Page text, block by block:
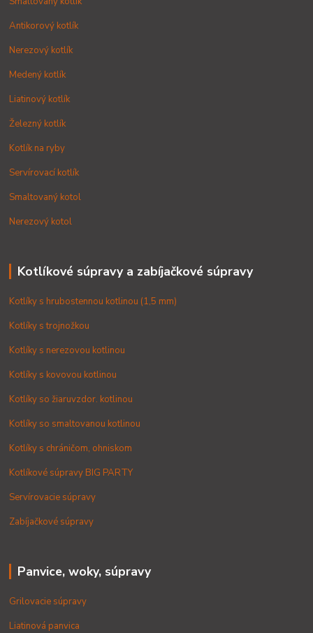
Antikorový kotlík
Nerezový kotlík
Medený kotlík
Liatinový kotlík
Železný kotlík
Kotlík na ryby
Servírovací kotlík
Smaltovaný kotol
Nerezový kotol
Kotlíkové súpravy a zabíjačkové súpravy
Kotlíky s hrubostennou kotlinou (1,5 mm)
Kotlíky s trojnožkou
Kotlíky s nerezovou kotlinou
Kotlíky s kovovou kotlinou
Kotlíky so žiaruvzdor. kotlinou
Kotlíky so smaltovanou kotlinou
Kotlíky s chráničom, ohniskom
Kotlíkové súpravy BIG PARTY
Servírovacie súpravy
Zabíjačkové súpravy
Panvice, woky, súpravy
Grilovacie súpravy
Liatinová panvica